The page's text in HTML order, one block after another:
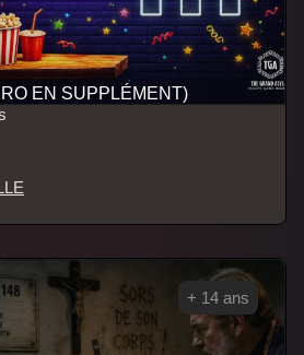
EN SUPPLÉMENT)
+ 14 ans